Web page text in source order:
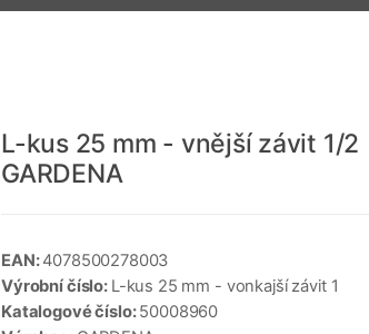
L-kus 25 mm - vnější závit 1/2
GARDENA
EAN:4078500278003
Výrobní číslo: L-kus 25 mm - vonkajší závit 1
Katalogové číslo:50008960